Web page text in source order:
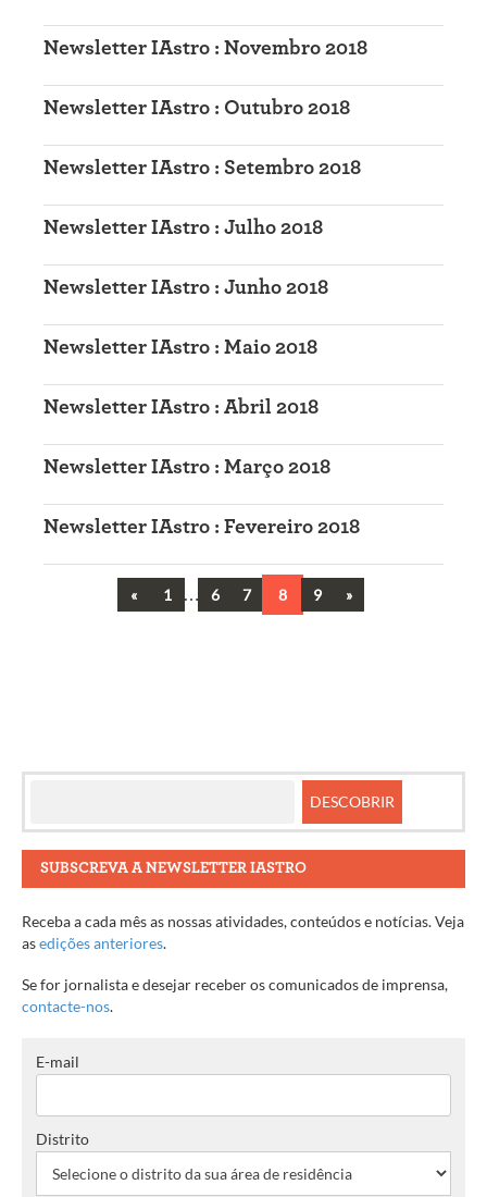
Newsletter IAstro : Novembro 2018
Newsletter IAstro : Outubro 2018
Newsletter IAstro : Setembro 2018
Newsletter IAstro : Julho 2018
Newsletter IAstro : Junho 2018
Newsletter IAstro : Maio 2018
Newsletter IAstro : Abril 2018
Newsletter IAstro : Março 2018
Newsletter IAstro : Fevereiro 2018
« Previous
1 … 6 7 8 9 Next
»
SUBSCREVA A NEWSLETTER IASTRO
Receba a cada mês as nossas atividades, conteúdos e notícias. Veja
asedições anteriores.
Se for jornalista e desejar receber os comunicados de imprensa,
contacte-nos.
E-mail
Distrito